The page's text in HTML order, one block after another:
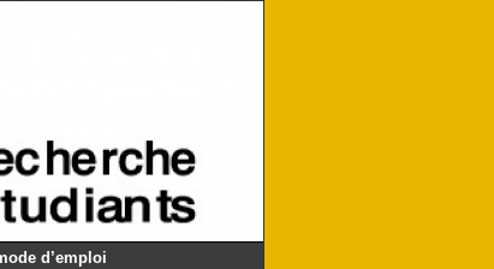
d’emploi